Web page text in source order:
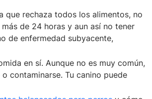
que rechaza todos los alimentos, no
de 24 horas y aun así no tener
de enfermedad subyacente,
en sí. Aunque no es muy común,
contaminarse. Tu canino puede